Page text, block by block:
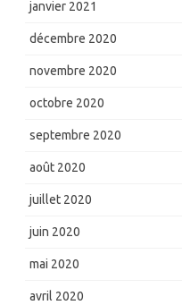
janvier 2021
décembre 2020
novembre 2020
octobre 2020
septembre 2020
août 2020
juillet 2020
juin 2020
mai 2020
avril 2020